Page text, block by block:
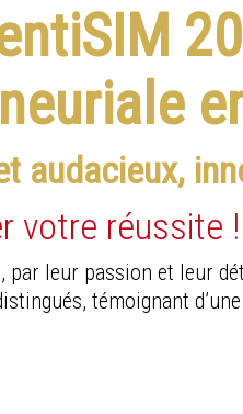
audacieux,
votre réussite !
par leur passion et leur
témoignant